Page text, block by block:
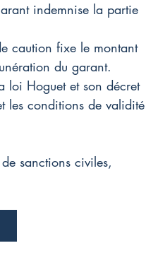
indemnise la partie
caution fixe le montant
du garant.
loi Hoguet et son décret
les conditions de validité
sanctions civiles,